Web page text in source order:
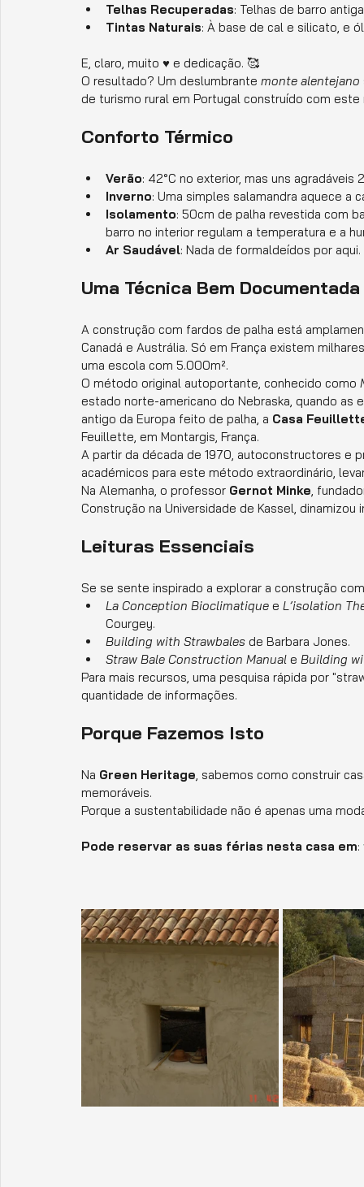
Telhas Recuperadas: Telhas de barro
Tintas Naturais: À base de cal e silicato, e
E, claro, muito ♥️ e dedicação. 🥰
O resultado? Um deslumbrante monte alentejano
de turismo rural em Portugal construído com
Conforto Térmico
Verão: 42°C no exterior, mas uns
Inverno: Uma simples salamandra aquece a
Isolamento: 50cm de palha revestida com
barro no interior regulam a temperatura e a
Ar Saudável: Nada de formaldeídos por
Uma Técnica Bem
A construção com fardos de palha está
Canadá e Austrália. Só em França existem
uma escola com 5.000m².
O método original autoportante, conhecido como
estado norte-americano do Nebraska, quando as
antigo da Europa feito de palha, a Casa
Feuillette, em Montargis, França.
A partir da década de 1970, autoconstructores e
académicos para este método extraordinário,
Na Alemanha, o professor Gernot Minke,
Construção na Universidade de Kassel,
Leituras Essenciais
Se se sente inspirado a explorar a construção
La Conception Bioclimatique e L’isolation
Courgey.
Building with Strawbales de Barbara Jones.
Straw Bale Construction Manual e Building
Para mais recursos, uma pesquisa rápida por
quantidade de informações.
Porque Fazemos Isto
Na Green Heritage, sabemos como construir
memoráveis.
Porque a sustentabilidade não é apenas uma
Pode reservar as suas férias nesta casa em: